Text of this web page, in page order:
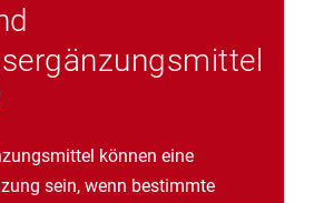
können eine
sein, wenn bestimmte